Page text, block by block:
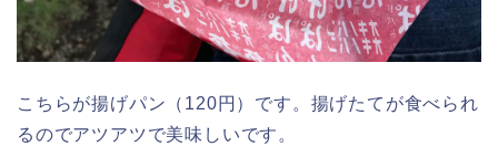
こちらが揚げパン（120円）です。揚げたてが食べられ
るのでアツアツで美味しいです。